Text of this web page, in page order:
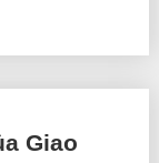
Giao